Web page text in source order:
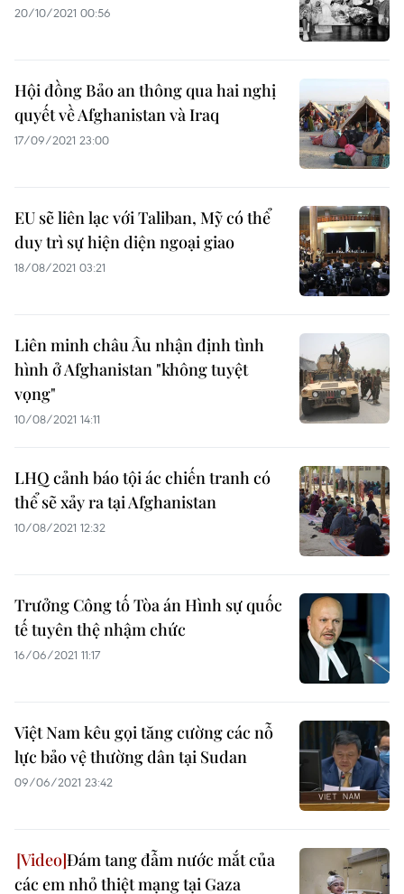
20/10/2021 00:56
Hội đồng Bảo an thông qua hai nghị
quyết về Afghanistan và Iraq
17/09/2021 23:00
EU sẽ liên lạc với Taliban, Mỹ có thể
duy trì sự hiện diện ngoại giao
18/08/2021 03:21
Liên minh châu Âu nhận định tình
hình ở Afghanistan "không tuyệt
vọng"
10/08/2021 14:11
LHQ cảnh báo tội ác chiến tranh có
thể sẽ xảy ra tại Afghanistan
10/08/2021 12:32
Trưởng Công tố Tòa án Hình sự quốc
tế tuyên thệ nhậm chức
16/06/2021 11:17
Việt Nam kêu gọi tăng cường các nỗ
lực bảo vệ thường dân tại Sudan
09/06/2021 23:42
Đám tang đẫm nước mắt của
các em nhỏ thiệt mạng tại Gaza